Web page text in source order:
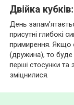
Двійка
День
присутні глибокі
примирення. Якщо
(дружина), то буде
перші стосунки та
зміцнилися.